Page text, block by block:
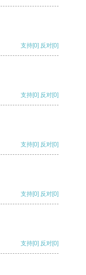
支持[0] 反对[0]
支持[0] 反对[0]
支持[0] 反对[0]
支持[0] 反对[0]
支持[0] 反对[0]